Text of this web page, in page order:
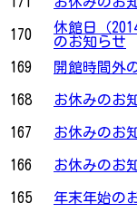
170
休館日（
のお知らせ
169
開館時間外
168
お休みのお
167
お休みのお
166
お休みのお
165
年末年始の